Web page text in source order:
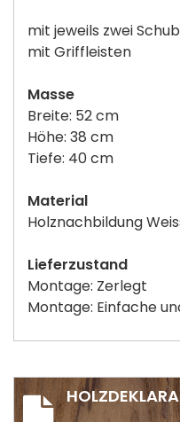
mit jeweils zwei
mit Griffleisten
Masse
Breite: 52 cm
Höhe: 38 cm
Tiefe: 40 cm
Material
Holznachbildung
Lieferzustand
Montage: Zerlegt
Montage: Einfache